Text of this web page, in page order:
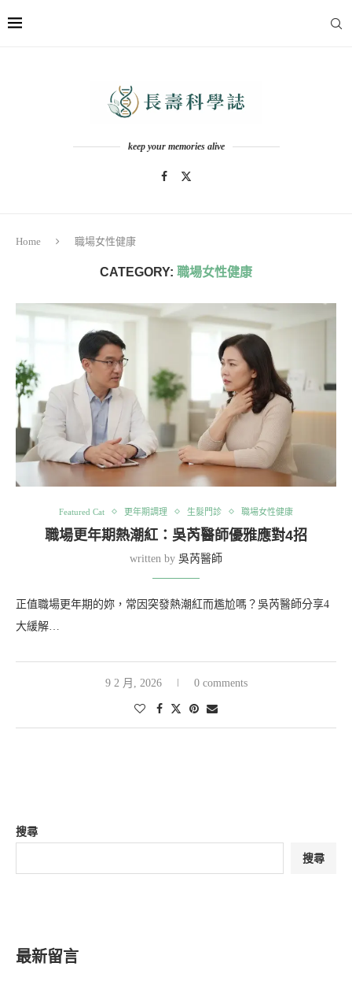
keep your memories alive
Home 職場女性健康
CATEGORY: 職場女性健康
Featured Cat 更年期調理 生髮門診 職場女性健康
職場更年期熱潮紅：吳芮醫師優雅應對4招
written by 吳芮醫師
正值職場更年期的妳，常因突發熱潮紅而尷尬嗎？吳芮醫師分享4
大緩解…
9 2 月, 2026 0 comments
搜尋
搜尋
最新留言